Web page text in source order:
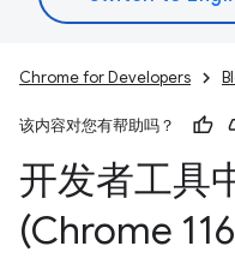
Chrome for Developers
该内容对您有帮助吗？
开发者工具
(Chrome